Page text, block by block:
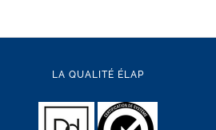
LA QUALITÉ ÉLAP